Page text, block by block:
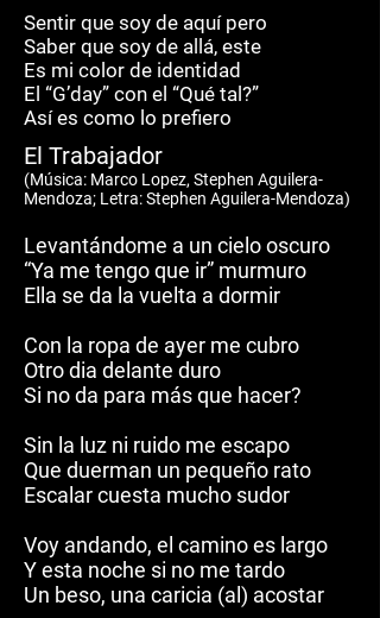
Sentir que soy de aquí pero
Saber que soy de allá, este
Es mi color de identidad
El “G’day” con el “Qué tal?”
Así es como lo prefiero
El Trabajador
(Música: Marco Lopez, Stephen Aguilera-
Mendoza; Letra: Stephen Aguilera-Mendoza)
Levantándome a un cielo oscuro
“Ya me tengo que ir” murmuro
Ella se da la vuelta a dormir
Con la ropa de ayer me cubro
Otro dia delante duro
Si no da para más que hacer?
Sin la luz ni ruido me escapo
Que duerman un pequeño rato
Escalar cuesta mucho sudor
Voy andando, el camino es largo
Y esta noche si no me tardo
Un beso, una caricia (al) acostar